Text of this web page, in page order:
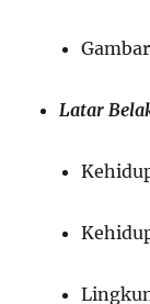
Latar